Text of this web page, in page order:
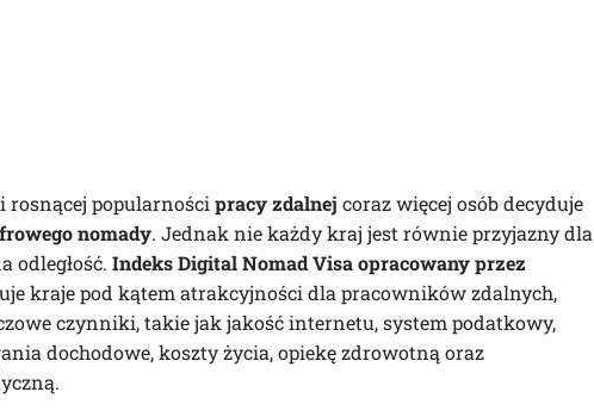
rosnącej popularnościpracy zdalnej coraz więcej osób decyduje
nomady. Jednak nie każdy kraj jest równie przyjazny dla
odległość. Indeks Digital Nomad Visa opracowany przez
kraje pod kątem atrakcyjności dla pracowników zdalnych,
czynniki, takie jak jakość internetu, system podatkowy,
dochodowe, koszty życia, opiekę zdrowotną oraz